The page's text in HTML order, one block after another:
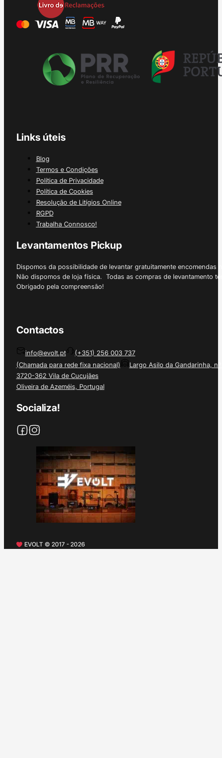
Links úteis
Blog
Termos e Condições
Política de Privacidade
Política de Cookies
Resolução de Litígios Online
RGPD
Trabalha Connosco!
Levantamentos Pickup
Dispomos da possibilidade de levantar gratuitamente
Não dispomos de loja física. Todas as compras de levantamento
Obrigado pela compreensão!
Contactos
info@evolt.pt
(+351) 256 003 737
(Chamada para rede fixa nacional)
Largo Asilo da Gandarinha, nº
3720-362 Vila de Cucujães
Oliveira de Azeméis, Portugal
Socializa!
EVOLT © 2017 - 2026